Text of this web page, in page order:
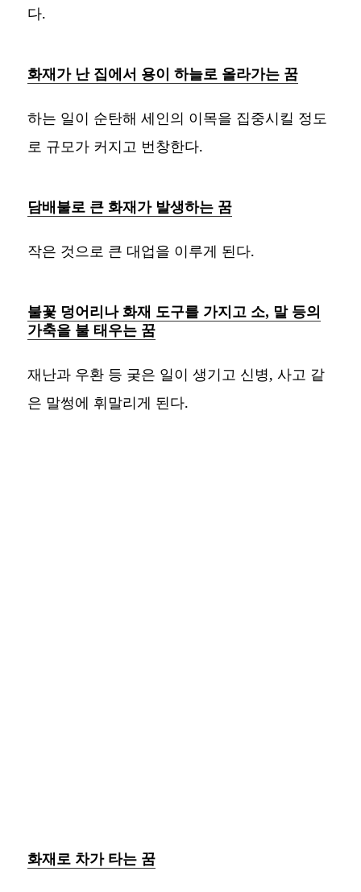
다.
화재가 난 집에서 용이 하늘로 올라가는 꿈
하는 일이 순탄해 세인의 이목을 집중시킬 정도
로 규모가 커지고 번창한다.
담배불로 큰 화재가 발생하는 꿈
작은 것으로 큰 대업을 이루게 된다.
불꽃 덩어리나 화재 도구를 가지고 소, 말 등의
가축을 불 태우는 꿈
재난과 우환 등 궂은 일이 생기고 신병, 사고 같
은 말썽에 휘말리게 된다.
화재로 차가 타는 꿈